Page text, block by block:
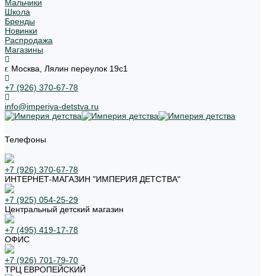
Мальчики
Школа
Бренды
Новинки
Распродажа
Магазины
г. Москва, Лялин переулок 19с1
+7 (926) 370-67-78
info@imperiya-detstva.ru
Телефоны
+7 (926) 370-67-78
ИНТЕРНЕТ-МАГАЗИН "ИМПЕРИЯ ДЕТСТВА"
+7 (925) 054-25-29
Центральный детский магазин
+7 (495) 419-17-78
ОФИС
+7 (926) 701-79-70
ТРЦ ЕВРОПЕЙСКИЙ